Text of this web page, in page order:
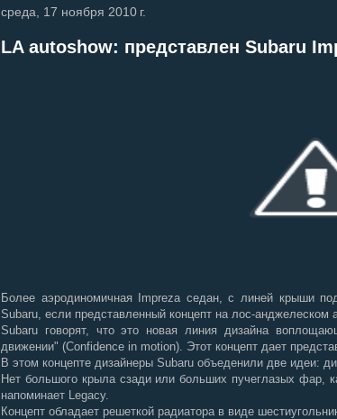
среда, 17 ноября 2010 г.
LA autoshow: представлен Subaru
Более аэродиномичная Impreza седан, с линей крыши
Subaru, если представленный концепт на лос-анджелеском
Subaru говорят, что это новая линия дизайна
движении" (Confidence in motion). Этот концепт дает
В этом концепте дизайнеры Subaru объеденили две идеи:
Нет большого крыла сзади или больших пучеглазых фар,
напоминает Legacy.
Концепт обладает решеткой радиатора в виде